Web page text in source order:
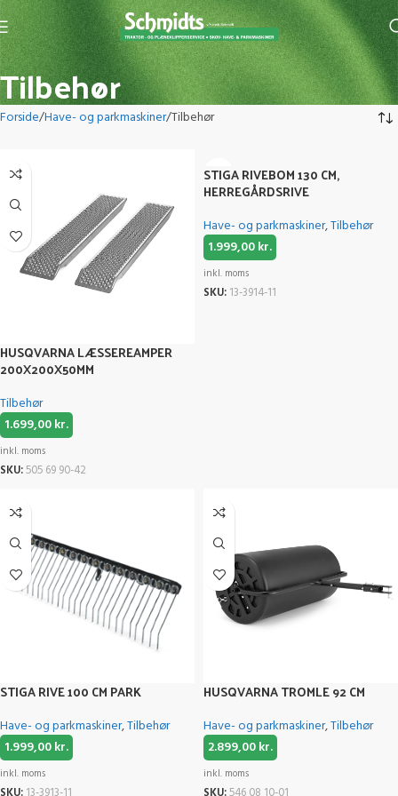
Tilbehør
Forside Have- og parkmaskiner Tilbehør
HUSQVARNA LÆSSEREAMPER
200X200X50MM
Tilbehør
1.699,00kr.
inkl. moms
SKU:505 69 90-42
STIGA RIVEBOM 130 CM,
HERREGÅRDSRIVE
Have- og parkmaskiner,Tilbehør
1.999,00kr.
inkl. moms
SKU: 13-3914-11
STIGA RIVE 100 CM PARK
Have- og parkmaskiner,Tilbehør
1.999,00kr.
inkl. moms
HUSQVARNA TROMLE 92 CM
Have- og parkmaskiner,Tilbehør
2.899,00kr.
inkl. moms